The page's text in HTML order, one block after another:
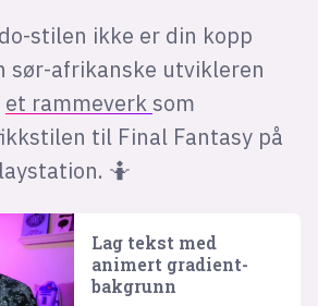
stilen ikke er din kopp
sør-afrikanske utvikleren
et rammeverk som
til Final Fantasy på
🤷
Lag tekst med
animert gradient-
bakgrunn